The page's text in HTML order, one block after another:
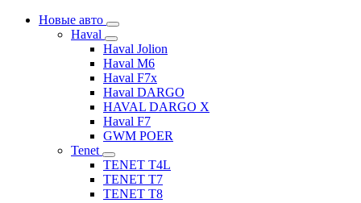
Новые авто
Haval
Haval Jolion
Haval M6
Haval F7x
Haval DARGO
HAVAL DARGO Х
Haval F7
GWM POER
Tenet
TENET T4L
TENET T7
TENET T8